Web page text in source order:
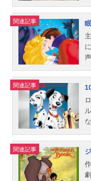
※
関連記事
関連記事
5
関連記事